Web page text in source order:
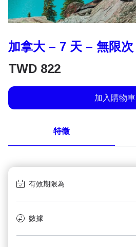
加拿大 – 7 天 – 無限次
TWD 822
加入購物車
特徵
有效期限為
數據